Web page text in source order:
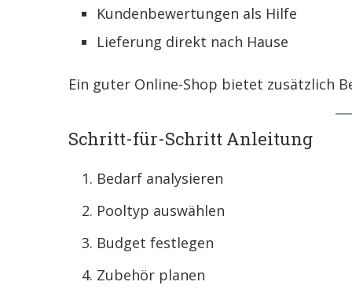
Kundenbewertungen als Hilfe
Lieferung direkt nach Hause
Ein guter Online-Shop bietet zusätzlich
Schritt-für-Schritt Anleitung
Bedarf analysieren
Pooltyp auswählen
Budget festlegen
Zubehör planen